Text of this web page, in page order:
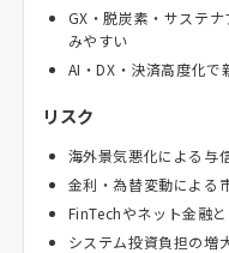
GX・脱炭素・サステ
みやすい
AI・DX・決済高度化で
リスク
海外景気悪化による与
金利・為替変動による
FinTechやネット金融
システム投資負担の増